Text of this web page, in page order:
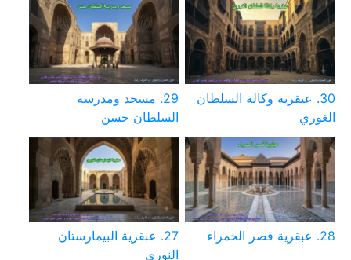
30. عبقرية وكالة السلطان
الغوري
29. مسجد ومدرسة
السلطان حسن
28. عبقرية قصر الحمراء
27. عبقرية البيمارستان
النوري